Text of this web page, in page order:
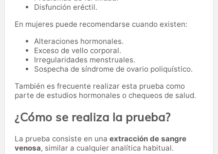
Disfunción eréctil.
En mujeres puede recomendarse cuando existen:
Alteraciones hormonales.
Exceso de vello corporal.
Irregularidades menstruales.
Sospecha de síndrome de ovario poliquístico.
También es frecuente realizar esta prueba como
parte de estudios hormonales o chequeos de salud.
¿Cómo se realiza la prueba?
La prueba consiste en una extracción de sangre
venosa, similar a cualquier analítica habitual.